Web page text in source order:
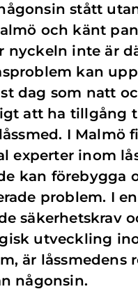
stått
och känt
nyckeln inte är
kan
dag som natt
att ha tillgång
I Malmö
experter inom
kan förebygga
problem. I
säkerhetskrav
utveckling
är låssmedens
någonsin.